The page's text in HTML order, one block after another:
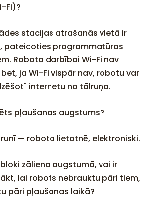
Fi)?
stacijas atrašanās vietā ir
pateicoties programmatūras
Robota darbībai Wi-Fi nav
ja Wi-Fi vispār nav, robotu var
internetu no tālruņa.
pļaušanas augstums?
— robota lietotnē, elektroniski.
zāliena augstumā, vai ir
lai robots nebrauktu pāri tiem,
pāri pļaušanas laikā?